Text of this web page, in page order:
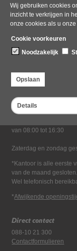
Wij gebruiken cookies
inzicht te verkrijgen in
onze cookies als u
Cookie voorkeuren
Noodzakelijk
Opslaan
Details
Bezoekadres
Postadres
Openingstijden
van 08:00 tot 16:30
Zaterdag en zondag
*Kantoor is alle eerste
van de maand gesloten.
Wel telefonisch
*Afwijkende
Direct contact
088-10 21 300
Contactformulieren